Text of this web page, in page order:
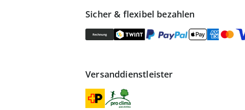
Sicher & flexibel bezahlen
Versanddienstleister